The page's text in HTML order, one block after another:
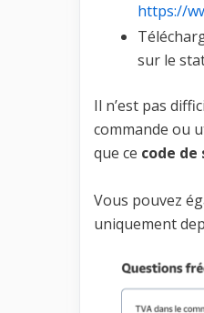
https://
sur le
Il n’est pas
commande ou
que ce code de
Vous pouvez
uniquement